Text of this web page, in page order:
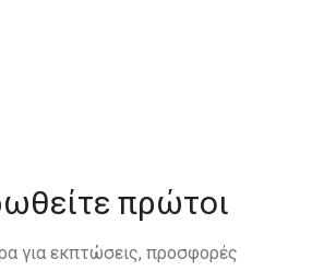
πρώτοι
για εκπτώσεις, προσφορές